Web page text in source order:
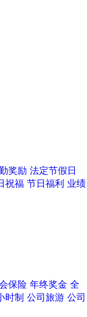
奖励 法定节假日
祝福 节日福利 业绩
保险 年终奖金 全
时制 公司旅游 公司